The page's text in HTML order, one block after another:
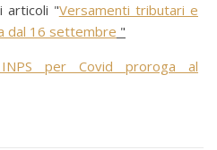
articoli "Versamenti tributari e
dal 16 settembre "
INPS per Covid proroga al